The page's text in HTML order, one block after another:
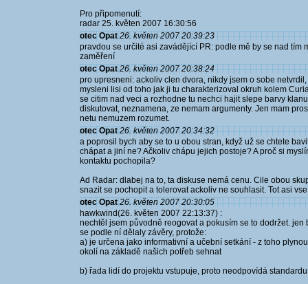
Pro připomenutí:
radar 25. květen 2007 16:30:56
otec Opat 26. květen 2007 20:39:23
pravdou se určité asi zavádějící PR: podle mě by se nad tím
zaměření
otec Opat 26. květen 2007 20:38:24
pro upresneni: ackoliv clen dvora, nikdy jsem o sobe
mysleni lisi od toho jak ji tu charakterizoval okruh kolem
se citim nad veci a rozhodne tu nechci hajit slepe barvy
diskutovat, neznamena, ze nemam argumenty. Jen mam
netu nemuzem rozumet.
otec Opat 26. květen 2007 20:34:32
a poprosil bych aby se to u obou stran, když už se chtete
chápat a jiní ne? Ačkoliv chápu jejich postoje? A proč si
kontaktu pochopila?
Ad Radar: dlabej na to, ta diskuse nemá cenu. Cile obou
snazit se pochopit a tolerovat ackoliv ne souhlasit. Tot asi
otec Opat 26. květen 2007 20:30:05
hawkwind(26. květen 2007 22:13:37) :
nechtěl jsem původně reogovat a pokusím se to dodržet.
se podle ní dělaly závěry, protože:
a) je určena jako informativní a učební setkání - z toho
okolí na základě našich potřeb sehnat
b) řada lidí do projektu vstupuje, proto neodpovídá